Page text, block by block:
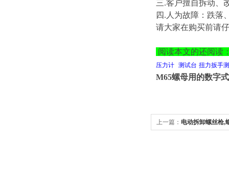
三.客户擅自拆动、
四.人为故障：跌落
请大家在购买前请
阅读本文的还阅读
压力计 测试台 扭力扳手
M65螺母用的数字
上一篇： 电动拆卸螺丝枪,